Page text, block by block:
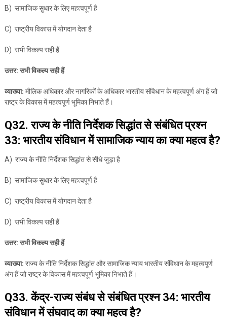
B) सामाजिक सुधार के लिए महत्वपूर्ण है
C) राष्ट्रीय विकास में योगदान देता है
D) सभी विकल्प सही हैं
उत्तर: सभी विकल्प सही हैं
व्याख्या: मौलिक अधिकार और नागरिकों के अधिकार भारतीय संविधान के महत्वपूर्ण अंग हैं जो
राष्ट्र के विकास में महत्वपूर्ण भूमिका निभाते हैं।
Q32. राज्य के नीति निर्देशक सिद्धांत से संबंधित प्रश्न
33: भारतीय संविधान में सामाजिक न्याय का क्या महत्व है?
A) राज्य के नीति निर्देशक सिद्धांत से सीधे जुड़ा है
B) सामाजिक सुधार के लिए महत्वपूर्ण है
C) राष्ट्रीय विकास में योगदान देता है
D) सभी विकल्प सही हैं
उत्तर: सभी विकल्प सही हैं
व्याख्या: राज्य के नीति निर्देशक सिद्धांत और सामाजिक न्याय भारतीय संविधान के महत्वपूर्ण
अंग हैं जो राष्ट्र के विकास में महत्वपूर्ण भूमिका निभाते हैं।
Q33. केंद्र-राज्य संबंध से संबंधित प्रश्न 34: भारतीय
संविधान में संघवाद का क्या महत्व है?